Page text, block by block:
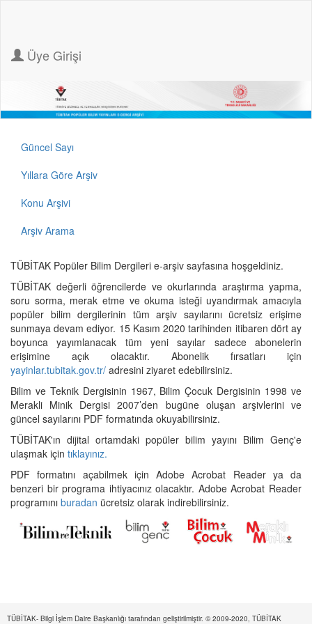
Üye Girişi
Güncel Sayı
Yıllara Göre Arşiv
Konu Arşivi
Arşiv Arama
TÜBİTAK Popüler Bilim Dergileri e-arşiv sayfasına hoşgeldiniz.
TÜBİTAK değerli öğrencilerde ve okurlarında araştırma yapma,
soru sorma, merak etme ve okuma isteği uyandırmak amacıyla
popüler bilim dergilerinin tüm arşiv sayılarını ücretsiz erişime
sunmaya devam ediyor. 15 Kasım 2020 tarihinden itibaren dört ay
boyunca yayımlanacak tüm yeni sayılar sadece abonelerin
erişimine açık olacaktır. Abonelik fırsatları için
yayinlar.tubitak.gov.tr/ adresini ziyaret edebilirsiniz.
Bilim ve Teknik Dergisinin 1967, Bilim Çocuk Dergisinin 1998 ve
Merakli Minik Dergisi 2007’den bugüne oluşan arşivlerini ve
güncel sayılarını PDF formatında okuyabilirsiniz.
TÜBİTAK'ın dijital ortamdaki popüler bilim yayını Bilim Genç'e
ulaşmak için tıklayınız.
PDF formatını açabilmek için Adobe Acrobat Reader ya da
benzeri bir programa ihtiyacınız olacaktır. Adobe Acrobat Reader
programını buradan ücretsiz olarak indirebilirsiniz.
TÜBİTAK- Bilgi İşlem Daire Başkanlığı tarafından geliştirilmiştir. © 2009-2020, TÜBİTAK